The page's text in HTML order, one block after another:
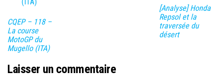
CQEP – 118 –
La course
MotoGP du
Mugello (ITA)
[Analyse] Honda
Repsol et la
traversée du
désert
Laisser un commentaire